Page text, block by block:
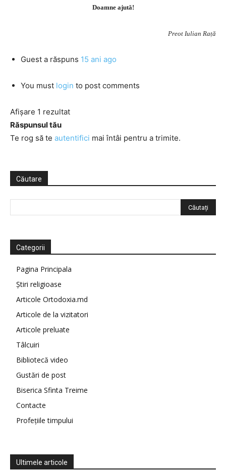
Doamne ajută!
Preot Iulian Rață
Guest a răspuns 15 ani ago
You must login to post comments
Afișare 1 rezultat
Răspunsul tău
Te rog să te autentifici mai întâi pentru a trimite.
Căutare
Categorii
Pagina Principala
Știri religioase
Articole Ortodoxia.md
Articole de la vizitatori
Articole preluate
Tâlcuiri
Bibliotecă video
Gustări de post
Biserica Sfinta Treime
Contacte
Profețiile timpului
Ultimele articole